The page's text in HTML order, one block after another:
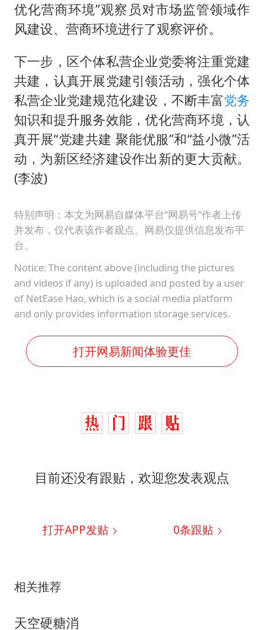
优化营商环境”观察员对市场监管领域作
风建设、营商环境进行了观察评价。
下一步，区个体私营企业党委将注重党建
共建，认真开展党建引领活动，强化个体
私营企业党建规范化建设，不断丰富党务
知识和提升服务效能，优化营商环境，认
真开展“党建共建 聚能优服”和“益小微”活
动，为新区经济建设作出新的更大贡献。
(李波)
特别声明：本文为网易自媒体平台“网易号”作者上传
并发布，仅代表该作者观点。网易仅提供信息发布平
台。
Notice: The content above (including the pictures
and videos if any) is uploaded and posted by a user
of NetEase Hao, which is a social media platform
and only provides information storage services.
打开网易新闻体验更佳
目前还没有跟贴，欢迎您发表观点
打开APP发贴 0条跟贴
相关推荐
天空硬糖消